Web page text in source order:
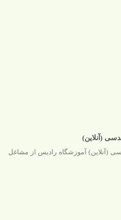
(آنلاین)
(آنلاین) آموزشگاه رادیس از مشاغل